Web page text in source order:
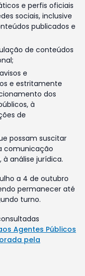
e perfis oficiais
sociais, inclusive
publicados e
de conteúdos
e
e estritamente
dos
à
de
possam suscitar
comunicação
análise jurídica.
a 4 de outubro
permanecer até
turno.
Agentes Públicos
pela